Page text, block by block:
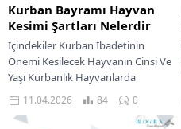
Kurban Bayramı Hayvan
Kesimi Şartları Nelerdir
İçindekiler Kurban İbadetinin
Önemi Kesilecek Hayvanın Cinsi Ve
Yaşı Kurbanlık Hayvanlarda
Bulunması Gereken Özellikler
Kurban Kesiminde Dikkat Edilmesi
Gereken Hassasiyetler...
11.04.2026 84 0